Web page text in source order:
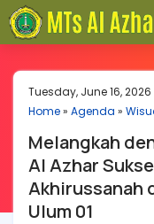
Tuesday, June 16, 2026
Home» Agenda »
Melangkah
Al Azhar
Akhirussanah
Ulum 01